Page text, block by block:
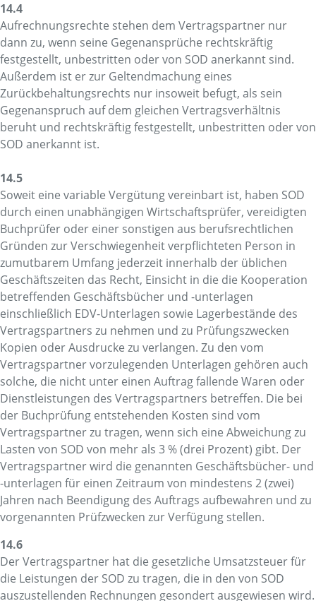
14.4
Aufrechnungsrechte stehen dem Vertragspartner nur
dann zu, wenn seine Gegenansprüche rechtskräftig
festgestellt, unbestritten oder von SOD anerkannt sind.
Außerdem ist er zur Geltendmachung eines
Zurückbehaltungsrechts nur insoweit befugt, als sein
Gegenanspruch auf dem gleichen Vertragsverhältnis
beruht und rechtskräftig festgestellt, unbestritten oder von
SOD anerkannt ist.
14.5
Soweit eine variable Vergütung vereinbart ist, haben SOD
durch einen unabhängigen Wirtschaftsprüfer, vereidigten
Buchprüfer oder einer sonstigen aus berufsrechtlichen
Gründen zur Verschwiegenheit verpflichteten Person in
zumutbarem Umfang jederzeit innerhalb der üblichen
Geschäftszeiten das Recht, Einsicht in die die Kooperation
betreffenden Geschäftsbücher und -unterlagen
einschließlich EDV-Unterlagen sowie Lagerbestände des
Vertragspartners zu nehmen und zu Prüfungszwecken
Kopien oder Ausdrucke zu verlangen. Zu den vom
Vertragspartner vorzulegenden Unterlagen gehören auch
solche, die nicht unter einen Auftrag fallende Waren oder
Dienstleistungen des Vertragspartners betreffen. Die bei
der Buchprüfung entstehenden Kosten sind vom
Vertragspartner zu tragen, wenn sich eine Abweichung zu
Lasten von SOD von mehr als 3 % (drei Prozent) gibt. Der
Vertragspartner wird die genannten Geschäftsbücher- und
-unterlagen für einen Zeitraum von mindestens 2 (zwei)
Jahren nach Beendigung des Auftrags aufbewahren und zu
vorgenannten Prüfzwecken zur Verfügung stellen.
14.6
Der Vertragspartner hat die gesetzliche Umsatzsteuer für
die Leistungen der SOD zu tragen, die in den von SOD
auszustellenden Rechnungen gesondert ausgewiesen wird.